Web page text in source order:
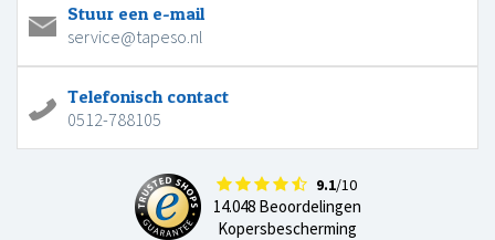
Stuur een e-mail
service@tapeso.nl
Telefonisch contact
0512-788105
9.1/10
14.048 Beoordelingen
Kopersbescherming